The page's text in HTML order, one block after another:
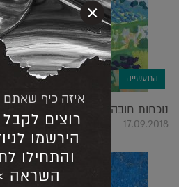
התעשייה
נוכחות חובה: רגעים מכוננים,
17.09.2018
איזה כיף שאתם LEGIT!
רוצים לקבל
הירשמו
והתחילו
השראה
×